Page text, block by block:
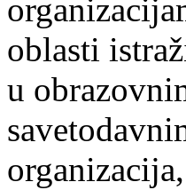
oblasti
u